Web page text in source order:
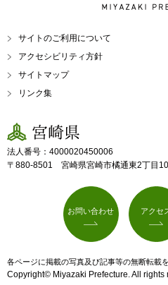
MIYAZAKI
サイトのご利用について
アクセシビリティ方針
サイトマップ
リンク集
宮崎県
法人番号：4000020450006
〒880-8501 宮崎県宮崎市橘通東2丁目
お問い合わせ アクセ
各ページに掲載の写真及び記事等の無断転載を
Copyright© Miyazaki Prefecture. All rights